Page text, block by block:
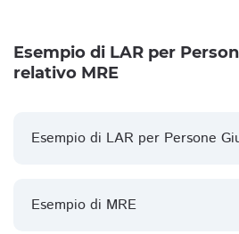
Esempio di LAR per
relativo MRE
Esempio di LAR per Persone
Esempio di MRE